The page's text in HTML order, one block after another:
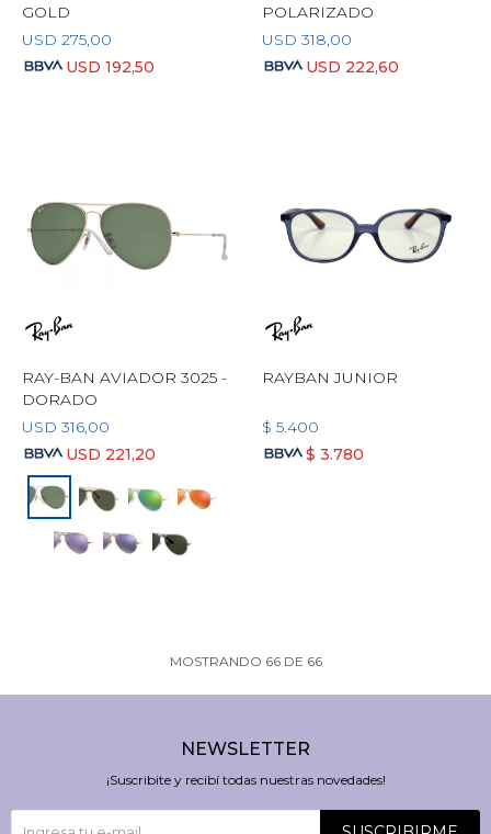
GOLD
USD 275,00
USD 192,50
POLARIZADO
USD 318,00
USD 222,60
RAY-BAN AVIADOR 3025 -
DORADO
USD 316,00
USD 221,20
RAYBAN JUNIOR
$ 5.400
$ 3.780
MOSTRANDO 66DE 66
NEWSLETTER
¡Suscribite y recibí todas nuestras novedades!